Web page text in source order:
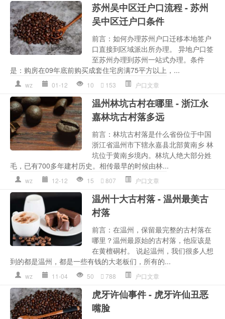
苏州吴中区迁户口流程 - 苏州
吴中区迁户口条件
前言：如何办理苏州户口迁移本地签户
口直接到区域派出所办理。 异地户口签
至苏州办理到苏州一站式办理。条件
是：购房在09年底前购买成套住宅房满75平方以上，...
wz 01-12 10 153 户口文章
温州林坑古村在哪里 - 浙江永
嘉林坑古村落多远
前言：林坑古村落是什么省份位于中国
浙江省温州市下辖永嘉县北部黄南乡 林
坑位于黄南乡境内。林坑人绝大部分姓
毛，已有700多年建村历史。相传最早的时候由林...
wz 12-12 15 807 户口文章
温州十大古村落 - 温州最美古
村落
前言：在温州，保留最完整的古村落在
哪里？温州最原始的古村落，他应该是
在黄檀硐村。 说起温州，我们很多人想
到的都是温州，都是一些有钱的大老板们，所有的...
wz 11-04 50 788 户口文章
虎牙许仙事件 - 虎牙许仙丑恶
嘴脸